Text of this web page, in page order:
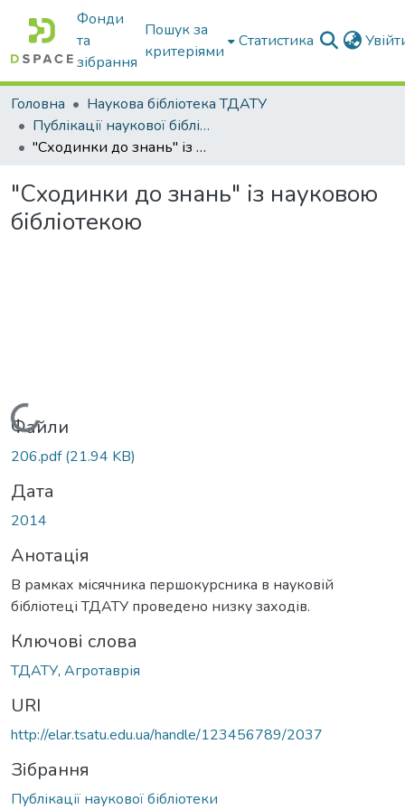
Фонди
та
зібрання
Пошук за
критеріями
Статистика
Головна
Наукова бібліотека ТДАТУ
Публікації наукової бібліотеки
"Сходинки до знань" із науковою бібліотекою
"Сходинки до знань" із науковою
бібліотекою
Вантажиться...
Файли
206.pdf(21.94 KB)
Дата
2014
Анотація
В рамках місячника першокурсника в науковій
бібліотеці ТДАТУ проведено низку заходів.
Ключові слова
ТДАТУ, Агротаврія
URI
http://elar.tsatu.edu.ua/handle/123456789/2037
Зібрання
Публікації наукової бібліотеки